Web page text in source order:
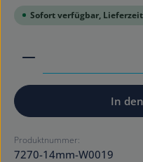
Sofort verfügbar,
Produkt Anzahl:
In
Produktnummer:
7270-14mm-W0019